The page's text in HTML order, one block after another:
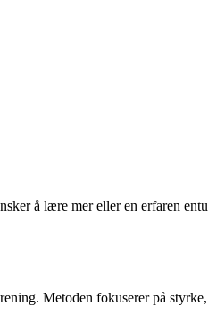
å lære mer eller en erfaren
Metoden fokuserer på